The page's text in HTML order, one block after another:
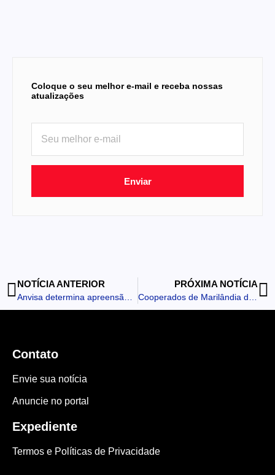
Coloque o seu melhor e-mail e receba nossas
atualizações
Enviar
NOTÍCIA ANTERIOR PRÓXIMA NOTÍCIA
Contato
Envie sua notícia
Anuncie no portal
Expediente
Termos e Políticas de Privacidade